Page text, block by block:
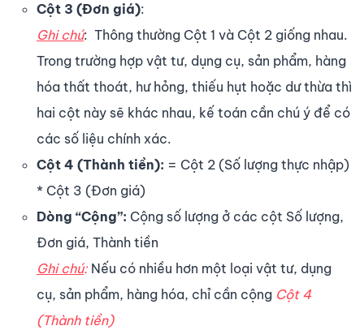
Cột 3 (Đơn giá):
Ghi chú: Thông thường Cột 1 và Cột 2 giống nhau.
Trong trường hợp vật tư, dụng cụ, sản phẩm, hàng
hóa thất thoát, hư hỏng, thiếu hụt hoặc dư thừa thì
hai cột này sẽ khác nhau, kế toán cần chú ý để có
các số liệu chính xác.
Cột 4 (Thành tiền): = Cột 2 (Số lượng thực nhập)
* Cột 3 (Đơn giá)
Dòng “Cộng”: Cộng số lượng ở các cột Số lượng,
Đơn giá, Thành tiền
Ghi chú: Nếu có nhiều hơn một loại vật tư, dụng
cụ, sản phẩm, hàng hóa, chỉ cần cộng Cột 4
(Thành tiền)